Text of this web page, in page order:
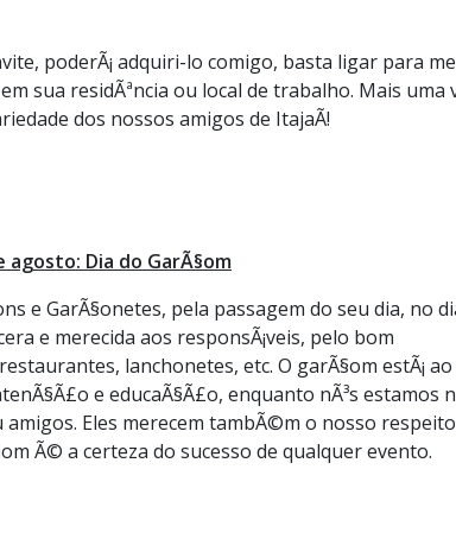
poderÃ¡ adquiri-lo comigo, basta ligar para
sua residÃªncia ou local de trabalho. Mais uma
dos nossos amigos de ItajaÃ­!
agosto: Dia do GarÃ§om
e GarÃ§onetes, pela passagem do seu dia, no
e merecida aos responsÃ¡veis, pelo bom
lanchonetes, etc. O garÃ§om estÃ¡ ao
e educaÃ§Ã£o, enquanto nÃ³s estamos
Eles merecem tambÃ©m o nosso
Ã© a certeza do sucesso de qualquer evento.